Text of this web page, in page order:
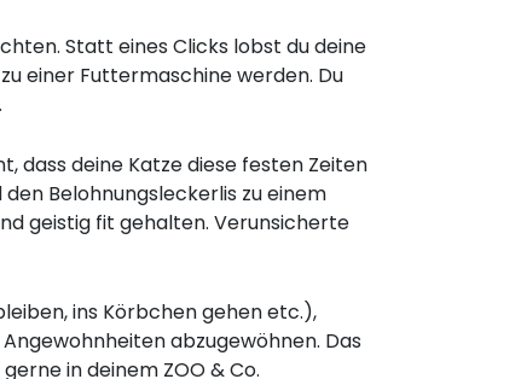
Statt eines Clicks lobst du deine
einer Futtermaschine werden. Du
dass deine Katze diese festen Zeiten
Belohnungsleckerlis zu einem
geistig fit gehalten. Verunsicherte
ins Körbchen gehen etc.),
abzugewöhnen. Das
in deinem ZOO & Co.